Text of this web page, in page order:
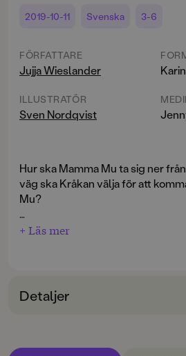
2019-10-11 Svenska 3-6
FÖRFATTARE
Jujja Wieslander
ILLUSTRATÖR
Sven Nordqvist
Hur ska Mamma Mu ta sig ner
väg ska Kråkan välja för att
Mu?
Följ med Mamma Mu och Kråkan
+ Läs mer
Detaljer
ÅLDERSGRUPP